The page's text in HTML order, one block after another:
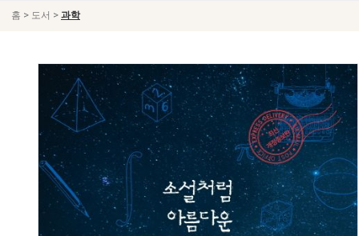
홈 > 도서 > 과학